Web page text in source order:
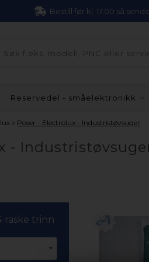
Bestill før kl. 17.00 så
Reservedel - småelektronikk
» Poser - Electrolux - Industristøvsuger
-
raske trinn